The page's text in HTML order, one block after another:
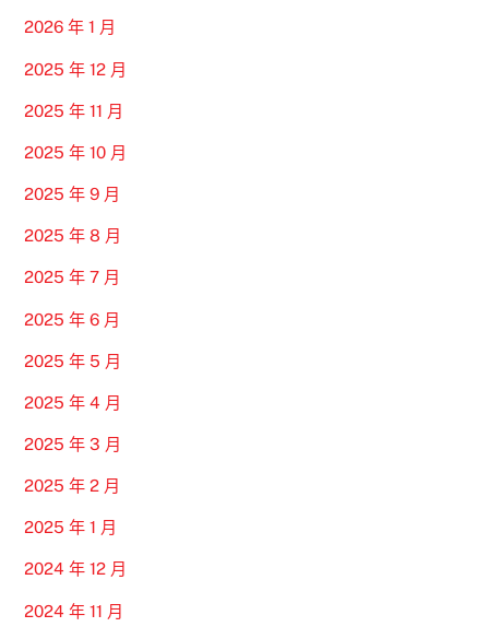
2026 年 1 月
2025 年 12 月
2025 年 11 月
2025 年 10 月
2025 年 9 月
2025 年 8 月
2025 年 7 月
2025 年 6 月
2025 年 5 月
2025 年 4 月
2025 年 3 月
2025 年 2 月
2025 年 1 月
2024 年 12 月
2024 年 11 月